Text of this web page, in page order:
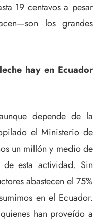
19 centavos a pesar
los grandes
hay en Ecuador
depende de la
el Ministerio de
un millón y medio de
de esta actividad. Sin
abastecen el 75%
en el Ecuador.
han proveído a